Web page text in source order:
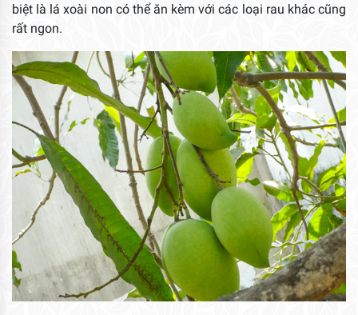
biệt là lá xoài non có thể ăn kèm với các loại rau khác cũng
rất ngon.